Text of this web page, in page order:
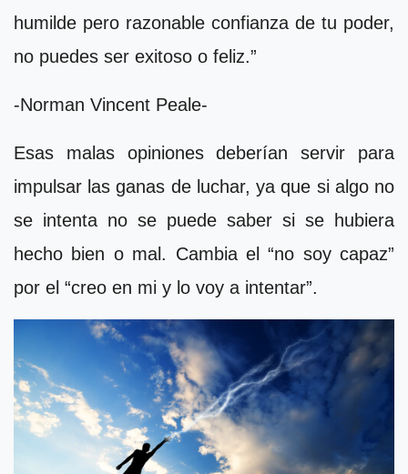
humilde pero razonable confianza de tu poder,
no puedes ser exitoso o feliz.”
-Norman Vincent Peale-
Esas malas opiniones deberían servir para
impulsar las ganas de luchar, ya que si algo no
se intenta no se puede saber si se hubiera
hecho bien o mal. Cambia el “no soy capaz”
por el “creo en mi y lo voy a intentar”.